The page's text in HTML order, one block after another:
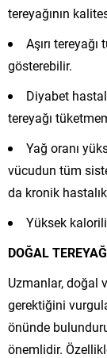
tereyağının
Aşırı
gösterebilir.
Diyabet
tereyağı
Yağ oranı
vücudun tüm
da kronik
Yüksek
DOĞAL
Uzmanlar, doğal
gerektiğini
önünde
önemlidir.